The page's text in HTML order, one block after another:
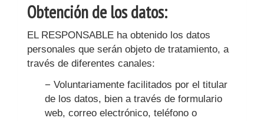
Obtención de los datos:
EL RESPONSABLE ha obtenido los datos
personales que serán objeto de tratamiento, a
través de diferentes canales:
− Voluntariamente facilitados por el titular
de los datos, bien a través de formulario
web, correo electrónico, teléfono o